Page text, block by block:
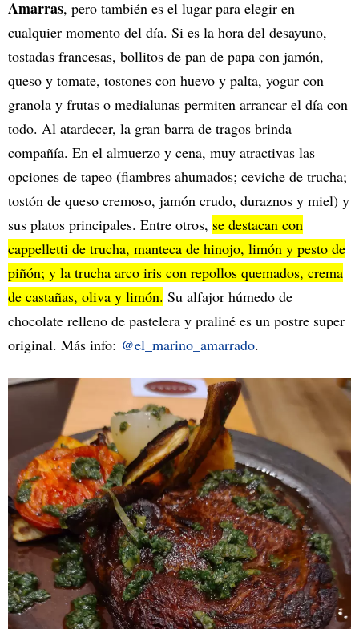
Amarras, pero también es el lugar para elegir en
cualquier momento del día. Si es la hora del desayuno,
tostadas francesas, bollitos de pan de papa con jamón,
queso y tomate, tostones con huevo y palta, yogur con
granola y frutas o medialunas permiten arrancar el día con
todo. Al atardecer, la gran barra de tragos brinda
compañía. En el almuerzo y cena, muy atractivas las
opciones de tapeo (fiambres ahumados; ceviche de trucha;
tostón de queso cremoso, jamón crudo, duraznos y miel) y
sus platos principales. Entre otros, se destacan con
cappelletti de trucha, manteca de hinojo, limón y pesto de
piñón; y la trucha arco iris con repollos quemados, crema
de castañas, oliva y limón. Su alfajor húmedo de
chocolate relleno de pastelera y praliné es un postre super
original. Más info: @el_marino_amarrado.